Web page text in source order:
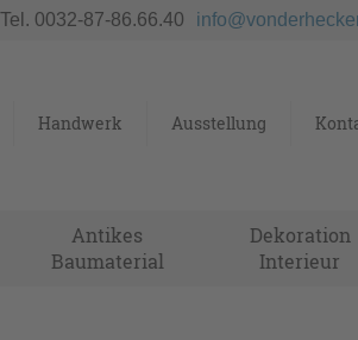
Tel. 0032-87-86.66.40
Handwerk Ausstellung
Antikes
Baumaterial
Dekoration
Interieur